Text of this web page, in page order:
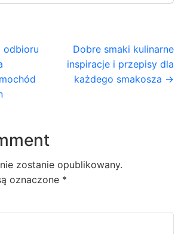
Dobre smaki kulinarne
inspiracje i przepisy dla
każdego smakosza →
zostanie opublikowany.
oznaczone *